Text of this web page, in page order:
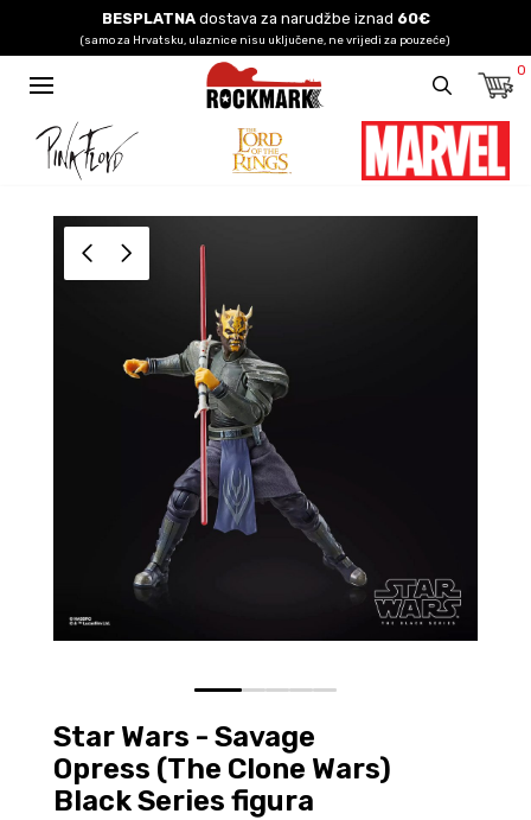
BESPLATNAdostava za narudžbe iznad 60€
(samo za Hrvatsku, ulaznice nisu uključene, ne vrijedi za pouzeće)
0
0 1 2 3 4
Star Wars - Savage
Opress (The Clone Wars)
Black Series figura